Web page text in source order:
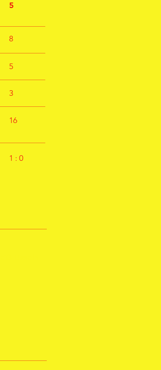
5
8
5
3
16
1 : 0